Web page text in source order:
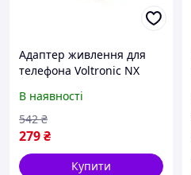
Адаптер живлення для
телефона Voltronic NX
(YT29022)
В наявності
279₴
542 ₴
Купити